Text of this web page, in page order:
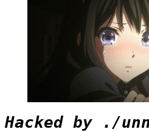
Hacked by ./